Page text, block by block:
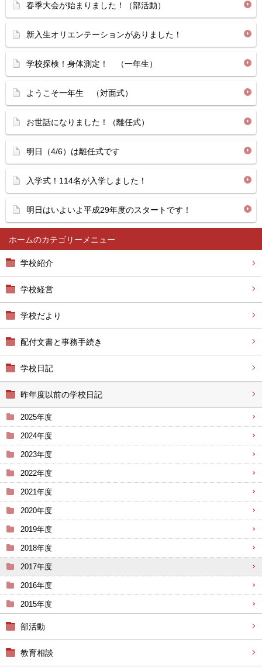
ホーム
学校紹介
学校経営
学校だより
配付文書と事務手続き
学校日記
昨年度以前の学校日記
2025年度
2024年度
2023年度
2022年度
2021年度
2020年度
2019年度
2018年度
2017年度
2016年度
2015年度
部活動
教育相談
春季大会が始まりました！（部活動）
新入生オリエンテーションがありました！
学校探検！身体測定！ （一年生）
ようこそ一年生 （対面式）
お世話になりました！（離任式）
明日（4/6）は離任式です
入学式！114名が入学しました！
明日はいよいよ平成29年度のスタートです！